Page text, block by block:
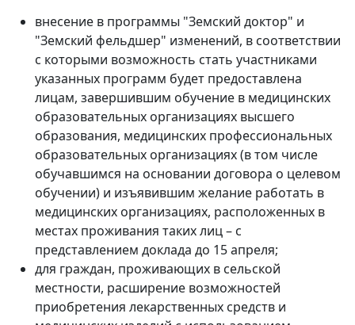
внесение в программы "Земский доктор" и
"Земский фельдшер" изменений, в соответствии
с которыми возможность стать участниками
указанных программ будет предоставлена
лицам, завершившим обучение в медицинских
образовательных организациях высшего
образования, медицинских профессиональных
образовательных организациях (в том числе
обучавшимся на основании договора о целевом
обучении) и изъявившим желание работать в
медицинских организациях, расположенных в
местах проживания таких лиц – с
представлением доклада до 15 апреля;
для граждан, проживающих в сельской
местности, расширение возможностей
приобретения лекарственных средств и